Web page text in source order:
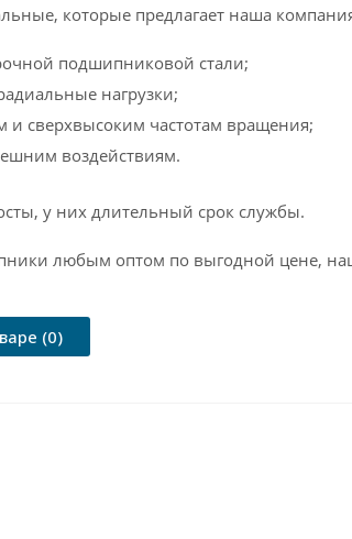
которые предлагает наша
подшипниковой стали;
нагрузки;
и сверхвысоким частотам вращения;
воздействиям.
у них длительный срок службы.
любым оптом по выгодной цене,
(0)